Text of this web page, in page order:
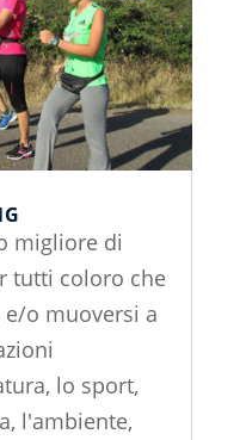
migliore di
tutti coloro che
e/o muoversi a
lo sport,
l'ambiente,